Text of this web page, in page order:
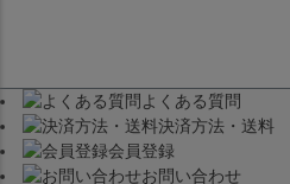
よくある質問
決済方法・送料
会員登録
お問い合わせ